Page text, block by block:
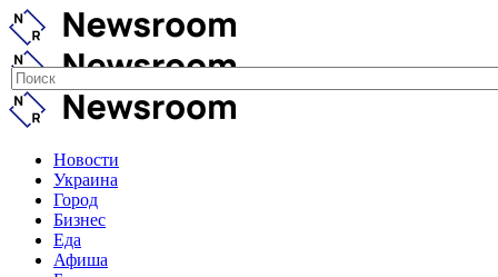
Новости
Украина
Город
Бизнес
Еда
Афиша